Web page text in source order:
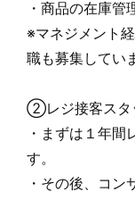
・商品の在庫
※マネジメント
職も募集してい
②レジ接客スタ
・まずは１年間
す。
・その後、コン